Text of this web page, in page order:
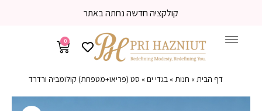
משלוח עד הבית 3-5 ימי עסקים
0
דף הבית» חנות» בגדי ים» סט (פריאו+מטפחת) קולומביה ורדרד